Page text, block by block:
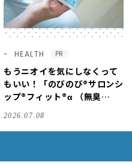
HEALTH PR
もうニオイを気にしなくって
もいい！「のびのび®サロンシ
ップ®フィット®α （無臭
ルさを出先でもケア
2026.07.08